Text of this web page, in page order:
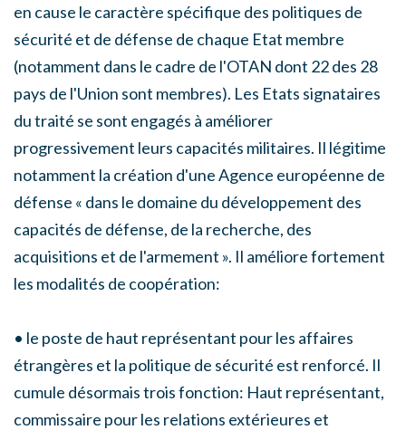
en cause le caractère spécifique des politiques de
sécurité et de défense de chaque Etat membre
(notamment dans le cadre de l'OTAN dont 22 des 28
pays de l'Union sont membres). Les Etats signataires
du traité se sont engagés à améliorer
progressivement leurs capacités militaires. Il légitime
notamment la création d'une Agence européenne de
défense « dans le domaine du développement des
capacités de défense, de la recherche, des
acquisitions et de l'armement ». Il améliore fortement
les modalités de coopération:
• le poste de haut représentant pour les affaires
étrangères et la politique de sécurité est renforcé. Il
cumule désormais trois fonction: Haut représentant,
commissaire pour les relations extérieures et